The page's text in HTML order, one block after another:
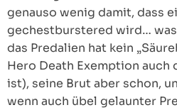
genauso wenig damit, dass
gechestburstered wird…
das Predalien hat kein
Hero Death Exemption
ist), seine Brut aber schon,
wenn auch übel gelaunter